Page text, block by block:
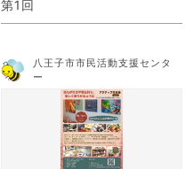
第1回
八王子市市民活動支援センタ
ー